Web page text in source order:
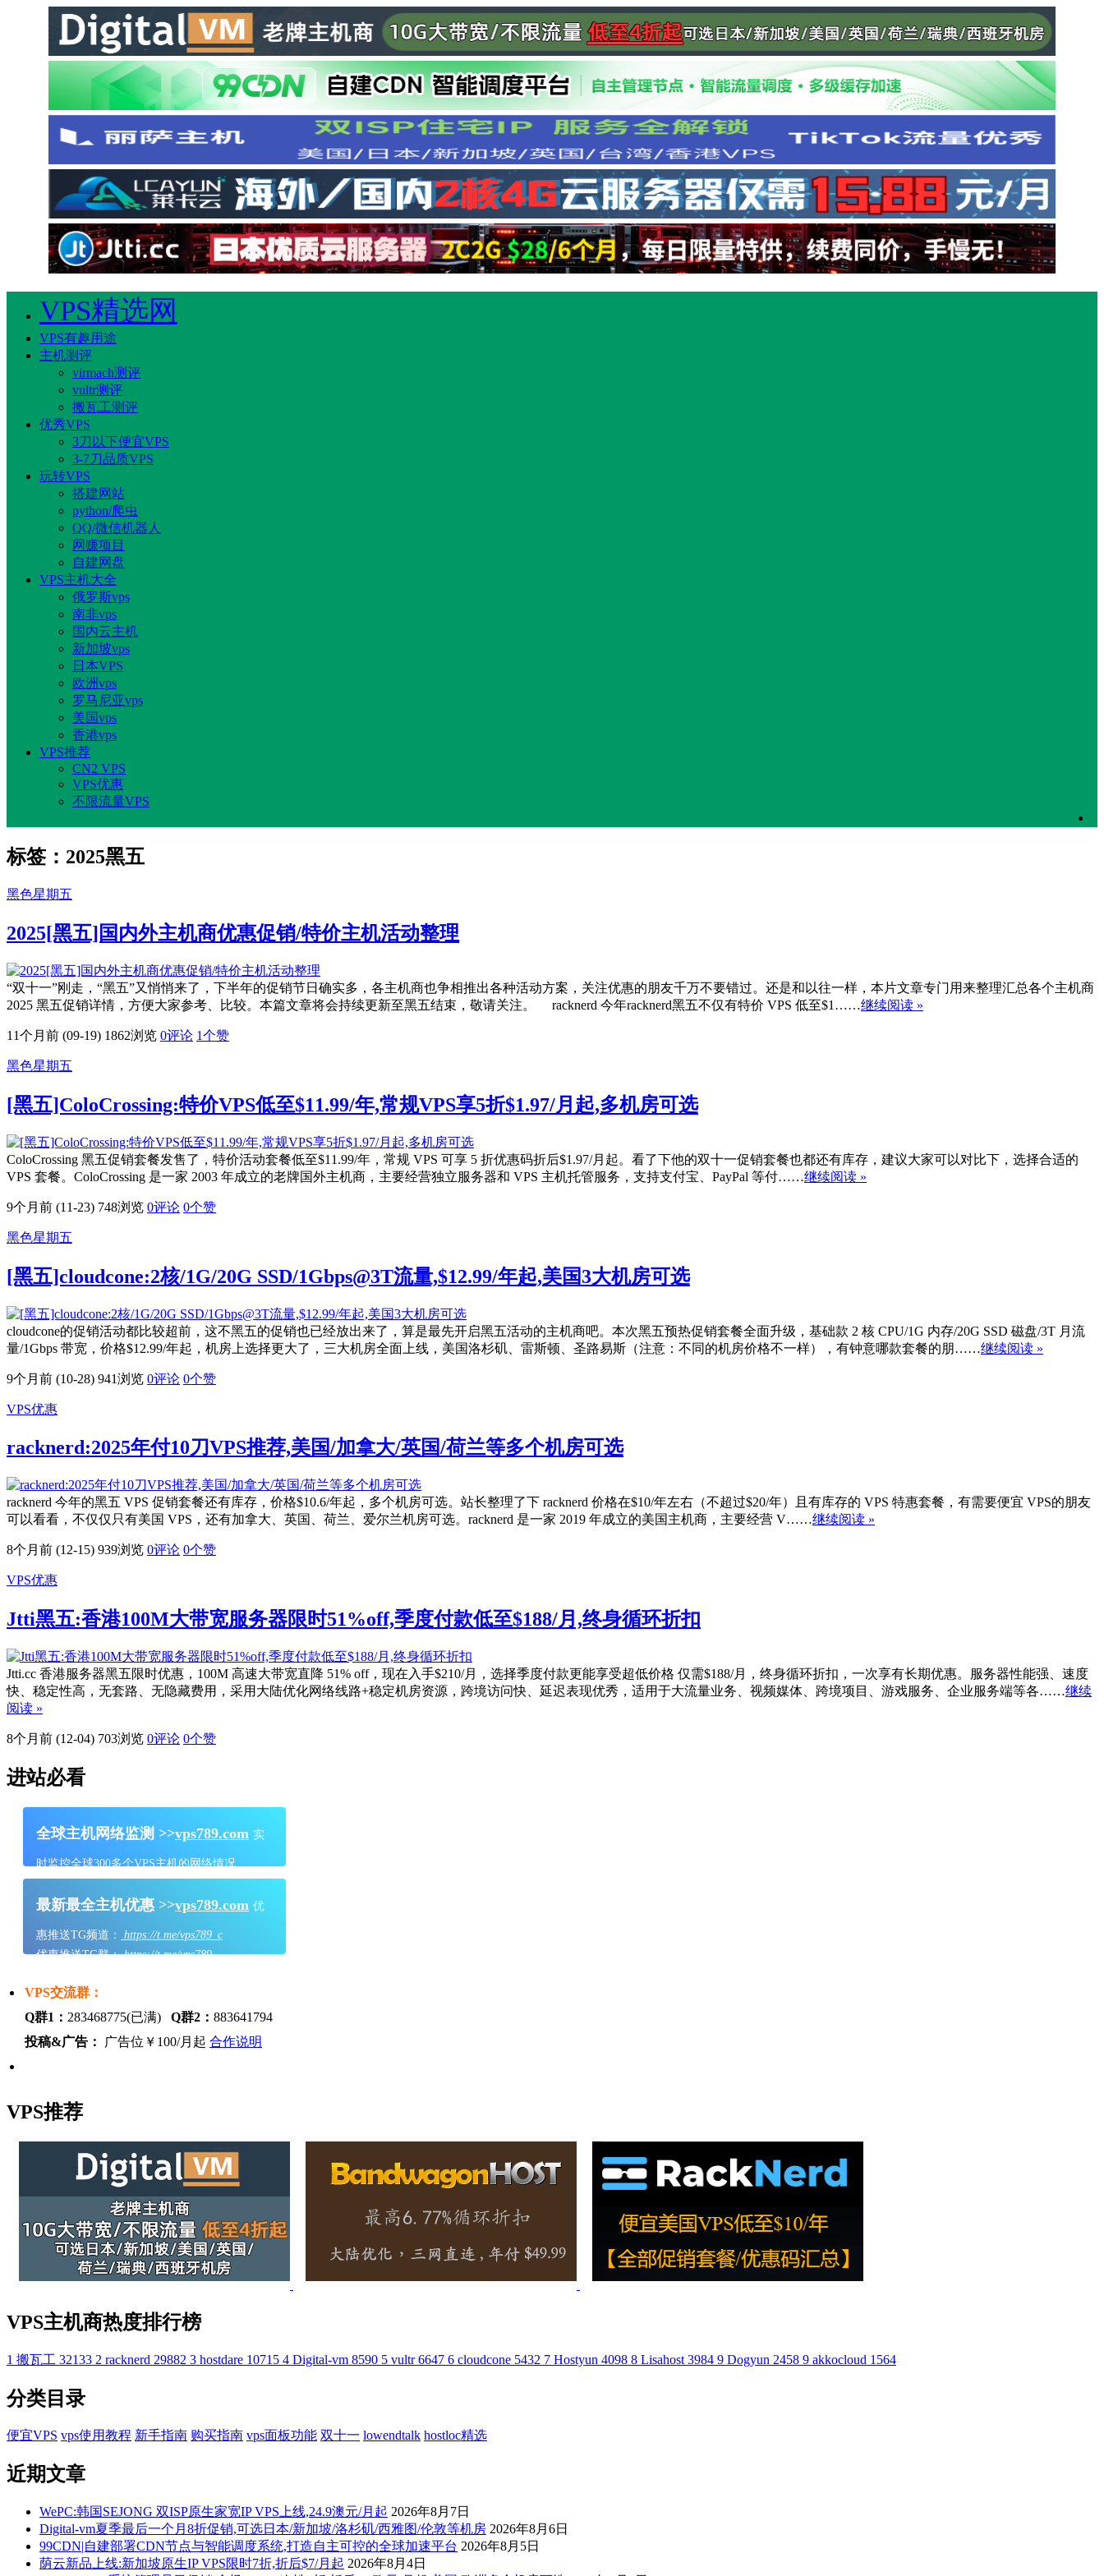
VPS精选网
VPS有趣用途
主机测评
virmach测评
vultr测评
搬瓦工测评
优秀VPS
3刀以下便宜VPS
3-7刀品质VPS
玩转VPS
搭建网站
python/爬虫
QQ/微信机器人
网赚项目
自建网盘
VPS主机大全
俄罗斯vps
南非vps
国内云主机
新加坡vps
日本VPS
欧洲vps
罗马尼亚vps
美国vps
香港vps
VPS推荐
CN2 VPS
VPS优惠
不限流量VPS
标签：2025黑五
黑色星期五
2025[黑五]国内外主机商优惠促销/特价主机活动整理
“双十一”刚走，“黑五”又悄悄来了，下半年的促销节日确实多，各主机商也争相推出各种活动方案，关注优惠的朋友千万不要错过。还是和以往一样，本片文章专门用来整理汇总各个主机商
2025 黑五促销详情，方便大家参考、比较。本篇文章将会持续更新至黑五结束，敬请关注。 racknerd 今年racknerd黑五不仅有特价 VPS 低至$1……继续阅读 »
11个月前 (09-19) 1862浏览 0评论 1个赞
黑色星期五
[黑五]ColoCrossing:特价VPS低至$11.99/年,常规VPS享5折$1.97/月起,多机房可选
ColoCrossing 黑五促销套餐发售了，特价活动套餐低至$11.99/年，常规 VPS 可享 5 折优惠码折后$1.97/月起。看了下他的双十一促销套餐也都还有库存，建议大家可以对比下，选择合适的
VPS 套餐。ColoCrossing 是一家 2003 年成立的老牌国外主机商，主要经营独立服务器和 VPS 主机托管服务，支持支付宝、PayPal 等付……继续阅读 »
9个月前 (11-23) 748浏览 0评论 0个赞
黑色星期五
[黑五]cloudcone:2核/1G/20G SSD/1Gbps@3T流量,$12.99/年起,美国3大机房可选
cloudcone的促销活动都比较超前，这不黑五的促销也已经放出来了，算是最先开启黑五活动的主机商吧。本次黑五预热促销套餐全面升级，基础款 2 核 CPU/1G 内存/20G SSD 磁盘/3T 月流
量/1Gbps 带宽，价格$12.99/年起，机房上选择更大了，三大机房全面上线，美国洛杉矶、雷斯顿、圣路易斯（注意：不同的机房价格不一样），有钟意哪款套餐的朋……继续阅读 »
9个月前 (10-28) 941浏览 0评论 0个赞
VPS优惠
racknerd:2025年付10刀VPS推荐,美国/加拿大/英国/荷兰等多个机房可选
racknerd 今年的黑五 VPS 促销套餐还有库存，价格$10.6/年起，多个机房可选。站长整理了下 racknerd 价格在$10/年左右（不超过$20/年）且有库存的 VPS 特惠套餐，有需要便宜 VPS的朋友
可以看看，不仅仅只有美国 VPS，还有加拿大、英国、荷兰、爱尔兰机房可选。racknerd 是一家 2019 年成立的美国主机商，主要经营 V……继续阅读 »
8个月前 (12-15) 939浏览 0评论 0个赞
VPS优惠
Jtti黑五:香港100M大带宽服务器限时51%off,季度付款低至$188/月,终身循环折扣
Jtti.cc 香港服务器黑五限时优惠，100M 高速大带宽直降 51% off，现在入手$210/月，选择季度付款更能享受超低价格 仅需$188/月，终身循环折扣，一次享有长期优惠。服务器性能强、速度
快、稳定性高，无套路、无隐藏费用，采用大陆优化网络线路+稳定机房资源，跨境访问快、延迟表现优秀，适用于大流量业务、视频媒体、跨境项目、游戏服务、企业服务端等各……继续
阅读 »
8个月前 (12-04) 703浏览 0评论 0个赞
进站必看
全球主机网络监测 >>vps789.com 实
时监控全球300多个VPS主机的网络情况
最新最全主机优惠 >>vps789.com 优
惠推送TG频道：
https://t.me/vps789_c
优惠推送TG群：https://t.me/vps789
VPS交流群：
Q群1： 283468775(已满) Q群2： 883641794
投稿&广告：
广告位￥100/月起 合作说明
VPS推荐
VPS主机商热度排行榜
1 搬瓦工 32133 2 racknerd 29882 3 hostdare 10715 4 Digital-vm 8590 5 vultr 6647 6 cloudcone 5432 7 Hostyun 4098 8 Lisahost 3984 9 Dogyun 2458 9 akkocloud 1564
分类目录
便宜VPS vps使用教程 新手指南 购买指南 vps面板功能 双十一 lowendtalk hostloc精选
近期文章
WePC:韩国SEJONG 双ISP原生家宽IP VPS上线,24.9澳元/月起 2026年8月7日
Digital-vm夏季最后一个月8折促销,可选日本/新加坡/洛杉矶/西雅图/伦敦等机房 2026年8月6日
99CDN|自建部署CDN节点与智能调度系统,打造自主可控的全球加速平台 2026年8月5日
荫云新品上线:新加坡原生IP VPS限时7折,折后$7/月起 2026年8月4日